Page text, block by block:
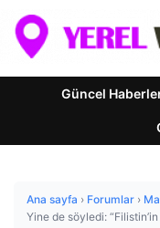
Güncel
Ana sayfa › Forumlar ›
Yine de söyledi: